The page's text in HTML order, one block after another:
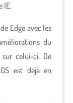
IE.
Edge avec les
du
celui-ci. De
est déjà en